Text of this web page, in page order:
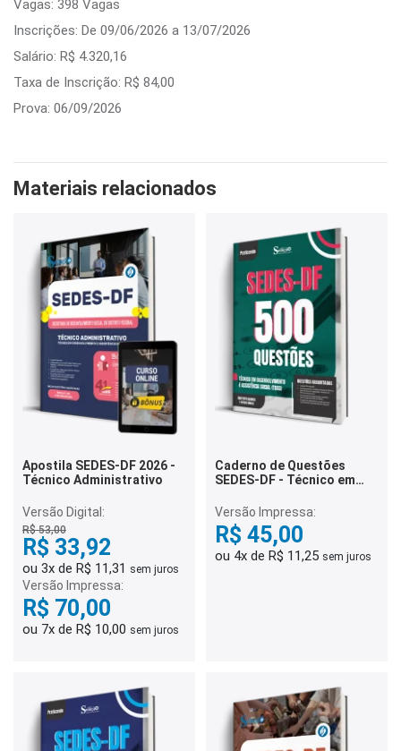
Vagas: 398 Vagas
Inscrições: De 09/06/2026 a 13/07/2026
Salário: R$ 4.320,16
Taxa de Inscrição: R$ 84,00
Prova: 06/09/2026
Materiais relacionados
Apostila SEDES-DF 2026 -
Técnico Administrativo
Versão Digital:
R$ 53,00
R$ 33,92
ou 3x de R$ 11,31 sem juros
Versão Impressa:
R$ 70,00
ou 7x de R$ 10,00 sem juros
Caderno de Questões
SEDES-DF - Técnico em
Assistência Social (TDAS)
- 500 Questões
Gabaritadas
Versão Impressa:
R$ 45,00
ou 4x de R$ 11,25 sem juros